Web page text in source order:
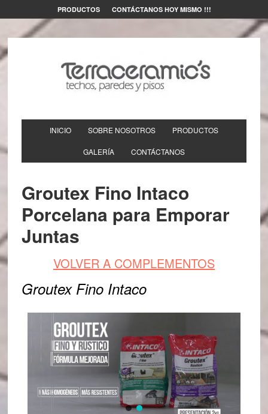
PRODUCTOS CONTÁCTANOS HOY MISMO !!!
INICIO SOBRE NOSOTROS PRODUCTOS
GALERÍA CONTÁCTANOS
Groutex Fino Intaco
Porcelana para Emporar
Juntas
VOLVER A COMPLEMENTOS
Groutex Fino Intaco